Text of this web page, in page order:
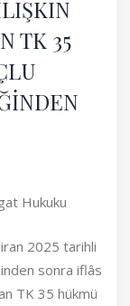
TK 35
Hukuku
2025 tarihli
sonra iflâs
TK 35 hükmü